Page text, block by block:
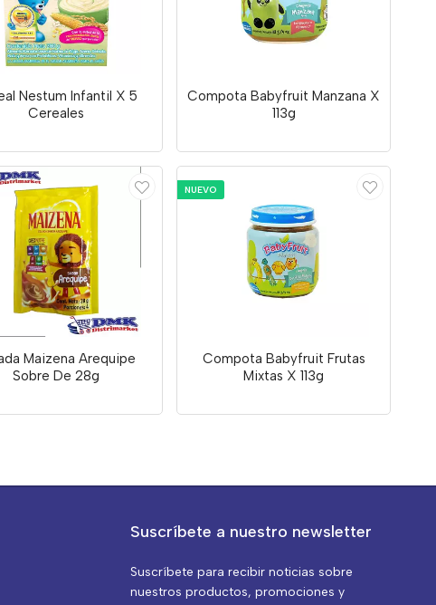
Nestum Infantil X 5
Cereales
Compota Babyfruit Manzana X
113g
Maizena Arequipe
Sobre De 28g
NUEVO
Compota Babyfruit Frutas
Mixtas X 113g
Suscríbete a nuestro newsletter
Suscríbete para recibir noticias sobre
nuestros productos, promociones y